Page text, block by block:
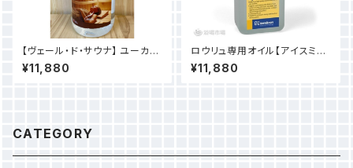
【ヴェール・ド・サウナ】 ユーカリ
１L （ロウリュ専用フレグラン
ス）
¥11,880
ロウリュ専用オイル【アイスミン
ト 1L】 Aromee Sauna inte
nse
¥11,880
CATEGORY